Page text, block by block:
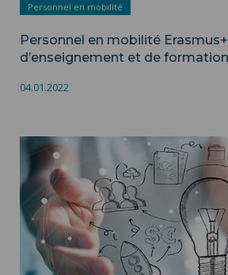
Personnel en mobilité
Personnel en mobilité
d’enseignement et de formation
04.01.2022
Peer-IR-view ">